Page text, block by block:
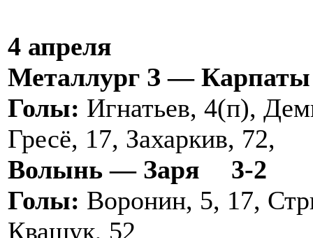
4 апреля
Металлург З —
Голы: Игнатьев, 4(п),
Гресё, 17, Захаркив, 72,
Волынь — Заря
3-2
Голы: Воронин, 5, 17,
Квашук, 52